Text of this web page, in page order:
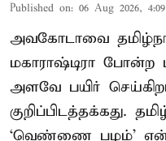
Published on: 06 Aug 2026,
அவகோடாவை
மகாராஷ்டிரா போன்ற
அளவே பயிர்
குறிப்பிடத்தக்கது.
‘வெண்ணை பழம்’